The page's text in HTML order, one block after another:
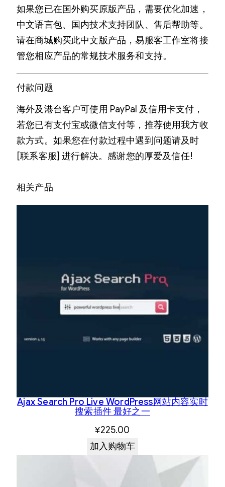
如果您已在国外购买原版产品，需要优化加速，
中文语言包、国内技术支持团队、售后帮助等。
请在商城购买此中文版产品，易服客工作室将接
管您相应产品的常规技术服务和支持。
付款问题
海外及港台客户可使用 PayPal 及信用卡支付，
若您已有支付宝或微信支付等，推荐使用我方收
款方式。如果您在付款过程中遇到问题请及时
[联系客服] 进行解决。感谢您的厚爱及信任!
相关产品
Ajax Search Pro Live WordPress网站内容实时
搜索插件 最好之一
¥225.00
加入购物车